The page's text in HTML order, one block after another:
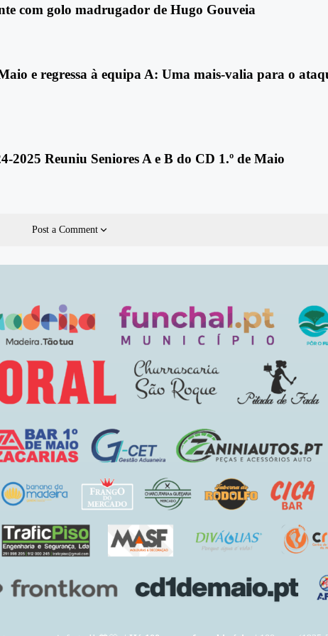
com golo madrugador de Hugo Gouveia
e regressa à equipa A: Uma mais-valia para o
2025 Reuniu Seniores A e B do CD 1.º de Maio
Post a Comment